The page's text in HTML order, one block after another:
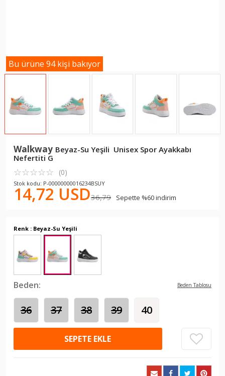
Bu ürüne 94 kişi bakıyor
Walkway Beyaz-Su Yeşili Unisex Spor Ayakkabı
Nefertiti G
☆☆☆☆☆
★★★★★ (0)
Stok kodu: P-00000000016234BSUY
14,72 USD36,79 Sepette %60 indirim
Renk : Beyaz-Su Yeşili
Beden: Beden Tablosu
36 37 38 39 40
SEPETE EKLE